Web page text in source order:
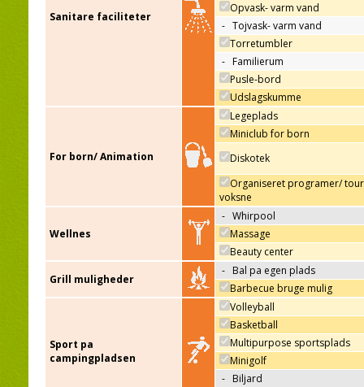
Sanitare faciliteter
Opvask- varm vand
- Tojvask- varm vand
Torretumbler
- Familierum
Pusle-bord
Udslagskumme
For born/ Animation
Legeplads
Miniclub for born
Diskotek
Organiseret programer/
voksne
Wellnes
- Whirpool
Massage
Beauty center
Grill muligheder
- Bal pa egen plads
Barbecue bruge mulig
Sport pa
campingpladsen
Volleyball
Basketball
Multipurpose sportsplads
Minigolf
- Biljard